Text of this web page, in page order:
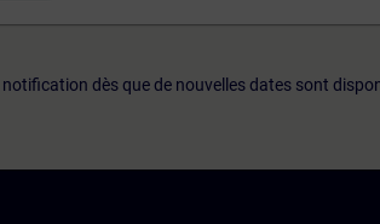
dès que de nouvelles dates sont